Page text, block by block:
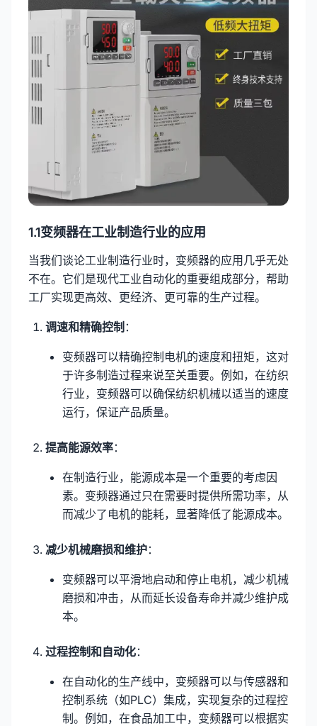
1.1变频器在工业制造行业的应用
当我们谈论工业制造行业时，变频器的应用几乎无处
不在。它们是现代工业自动化的重要组成部分，帮助
工厂实现更高效、更经济、更可靠的生产过程。
调速和精确控制 ：
变频器可以精确控制电机的速度和扭矩，这对
于许多制造过程来说至关重要。例如，在纺织
行业，变频器可以确保纺织机械以适当的速度
运行，保证产品质量。
提高能源效率：
在制造行业，能源成本是一个重要的考虑因
素。变频器通过只在需要时提供所需功率，从
而减少了电机的能耗，显著降低了能源成本。
减少机械磨损和维护：
变频器可以平滑地启动和停止电机，减少机械
磨损和冲击，从而延长设备寿命并减少维护成
本。
过程控制和自动化：
在自动化的生产线中，变频器可以与传感器和
控制系统（如PLC）集成，实现复杂的过程控
制。例如，在食品加工中，变频器可以根据实